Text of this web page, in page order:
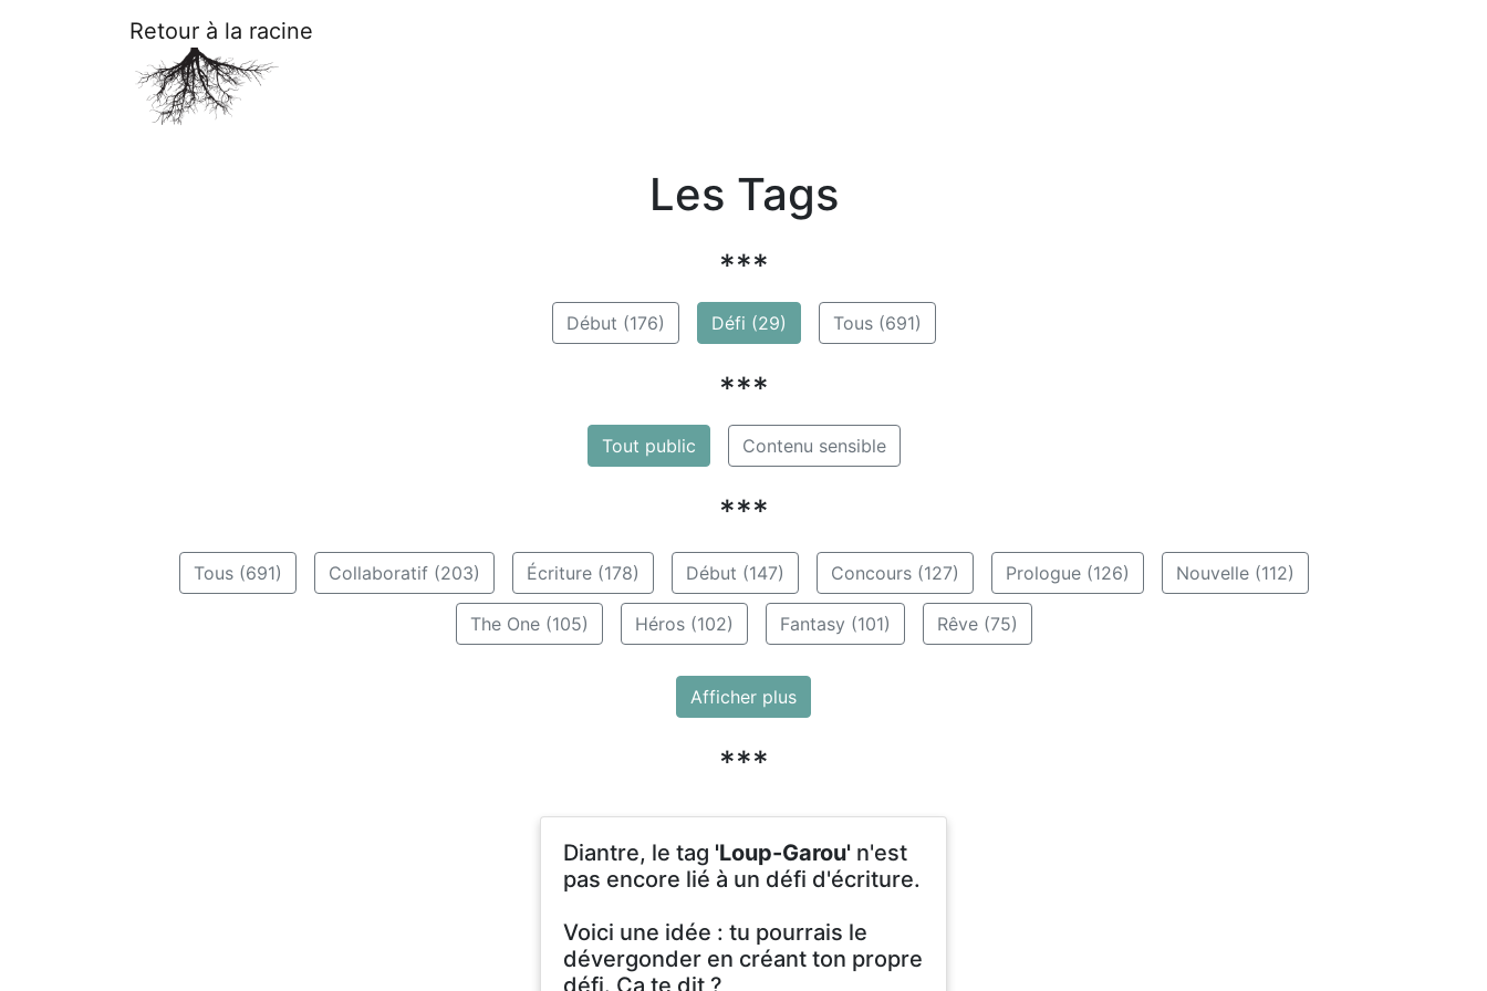
Retour à la racine
Les Tags
***
Début (176) Défi (29) Tous (691)
***
Tout public Contenu sensible
***
Tous (691) Collaboratif (203) Écriture (178) Début (147) Concours (127) Prologue (126) Nouvelle (112)
The One (105) Héros (102) Fantasy (101) Rêve (75)
Afficher plus
***
Diantre, le tag 'Loup-Garou' n'est
pas encore lié à un défi d'écriture.
Voici une idée : tu pourrais le
dévergonder en créant ton propre
défi. Ça te dit ?